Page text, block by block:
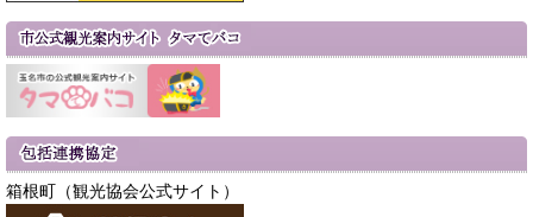
箱根町（観光協会公式サイト）